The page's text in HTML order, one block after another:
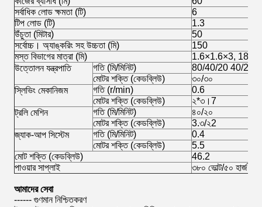
সর্বাধিক লোড ক্ষমতা (টি)
6
টিপ লোড (টি)
1.3
উঁচুতা (মিটার)
50
সর্বোচ্চ। অ্যাঙ্করিং সহ উচ্চতা (মি)
150
মস্ত বিভাগের মাত্রা (মি)
1.6×1.6×3,
উত্তোলন যন্ত্রপাতি
গতি (মি/মিনিট)
80/40/20 40/20/
মোটর শক্তি (কেডব্লিউ)
৩০/৩০
স্লিভিং মেকানিজম
গতি (r/min)
0.6
মোটর শক্তি (কেডব্লিউ)
২*৩।7
ট্রলি মেশিন
গতি (মি/মিনিট)
৪০/২০
মোটর শক্তি (কেডব্লিউ)
3.৩/২2
জ্যাক-আপ সিস্টেম
গতি (মি/মিনিট)
0.4
মোটর শক্তি (কেডব্লিউ)
5.5
মোট শক্তি (কেডব্লিউ)
46.2
পাওয়ার সাপ্লাই
৩৮০ ভোল্ট/৫০ হার্জ,
আমাদের সেবা
------ গুণমান নিশ্চিতকরণ